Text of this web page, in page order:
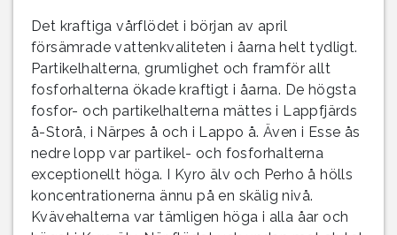
Det kraftiga vårflödet i början av april
försämrade vattenkvaliteten i åarna helt tydligt.
Partikelhalterna, grumlighet och framför allt
fosforhalterna ökade kraftigt i åarna. De högsta
fosfor- och partikelhalterna mättes i Lappfjärds
å-Storå, i Närpes å och i Lappo å. Även i Esse ås
nedre lopp var partikel- och fosforhalterna
exceptionellt höga. I Kyro älv och Perho å hölls
koncentrationerna ännu på en skälig nivå.
Kvävehalterna var tämligen höga i alla åar och